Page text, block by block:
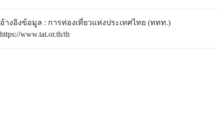
อ้างอิงข้อมูล : การท่องเที่ยวแห่งประเทศไทย (ททท.)
https://www.tat.or.th/th